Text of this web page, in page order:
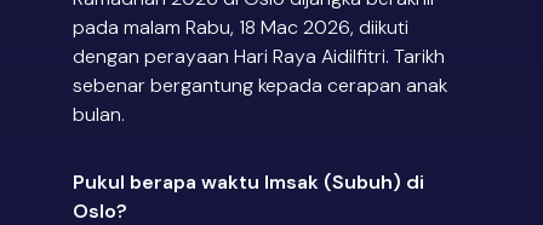
pada malam Rabu, 18 Mac 2026, diikuti
dengan perayaan Hari Raya Aidilfitri. Tarikh
sebenar bergantung kepada cerapan anak
bulan.
Pukul berapa waktu Imsak (Subuh) di
Oslo?